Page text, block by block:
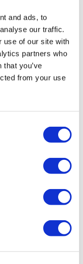
and ads, to
our traffic.
use of our site with
partners who
you’ve
from your use
Way, Londres
metrô e trem
Estação Victoria
à direita das
e caminhe
de 20 metros